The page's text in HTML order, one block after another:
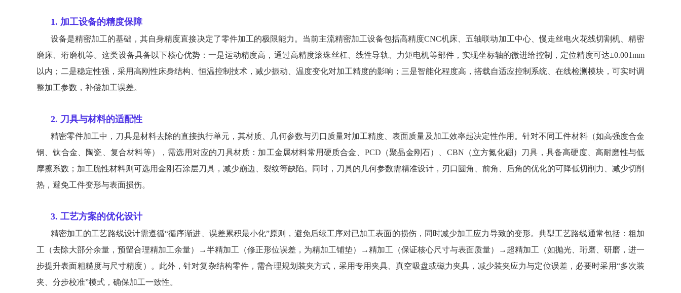
1. 加工设备的精度保障
设备是精密加工的基础，其自身精度直接决定了零件加工的极限能力。当前主流精密加工设备包括高精度CNC机床、五轴联动加工中心、慢走丝电火花线切割机、精密
磨床、珩磨机等。这类设备具备以下核心优势：一是运动精度高，通过高精度滚珠丝杠、线性导轨、力矩电机等部件，实现坐标轴的微进给控制，定位精度可达±0.001mm
以内；二是稳定性强，采用高刚性床身结构、恒温控制技术，减少振动、温度变化对加工精度的影响；三是智能化程度高，搭载自适应控制系统、在线检测模块，可实时调
整加工参数，补偿加工误差。
2. 刀具与材料的适配性
精密零件加工中，刀具是材料去除的直接执行单元，其材质、几何参数与刃口质量对加工精度、表面质量及加工效率起决定性作用。针对不同工件材料（如高强度合金
钢、钛合金、陶瓷、复合材料等），需选用对应的刀具材质：加工金属材料常用硬质合金、PCD（聚晶金刚石）、CBN（立方氮化硼）刀具，具备高硬度、高耐磨性与低
摩擦系数；加工脆性材料则可选用金刚石涂层刀具，减少崩边、裂纹等缺陷。同时，刀具的几何参数需精准设计，刃口圆角、前角、后角的优化的可降低切削力、减少切削
热，避免工件变形与表面损伤。
3. 工艺方案的优化设计
精密加工的工艺路线设计需遵循“循序渐进、误差累积最小化”原则，避免后续工序对已加工表面的损伤，同时减少加工应力导致的变形。典型工艺路线通常包括：粗加
工（去除大部分余量，预留合理精加工余量）→半精加工（修正形位误差，为精加工铺垫）→精加工（保证核心尺寸与表面质量）→超精加工（如抛光、珩磨、研磨，进一
步提升表面粗糙度与尺寸精度）。此外，针对复杂结构零件，需合理规划装夹方式，采用专用夹具、真空吸盘或磁力夹具，减少装夹应力与定位误差，必要时采用“多次装
夹、分步校准”模式，确保加工一致性。